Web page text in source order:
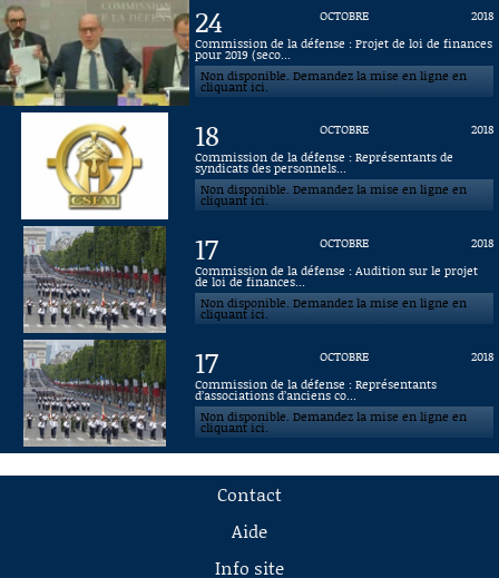
24 OCTOBRE
2018
Commission de la défense : Projet de loi de finances
pour 2019 (seco...
Non disponible. Demandez la mise en ligne en
cliquant ici.
18 OCTOBRE
2018
Commission de la défense : Représentants de
syndicats des personnels...
Non disponible. Demandez la mise en ligne en
cliquant ici.
17 OCTOBRE
2018
Commission de la défense : Audition sur le projet
de loi de finances...
Non disponible. Demandez la mise en ligne en
cliquant ici.
17 OCTOBRE
2018
Commission de la défense : Représentants
d’associations d’anciens co...
Non disponible. Demandez la mise en ligne en
cliquant ici.
Contact
Aide
Info site